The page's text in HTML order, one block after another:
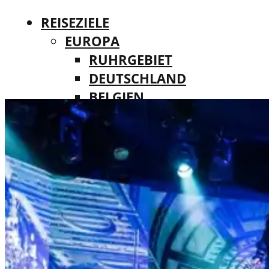
REISEZIELE
EUROPA
RUHRGEBIET
DEUTSCHLAND
BELGIEN
DÄNEMARK
FINNLAND
FRANKREICH
IRLAND
ITALIEN
LUXEMBURG
MALTA
NIEDERLANDE
ÖSTERREICH
REISEZIELE
EUROPA
RUHRGEBIET
DEUTSCHLAND
BELGIEN
DÄNEMARK
FINNLAND
FRANKREICH
IRLAND